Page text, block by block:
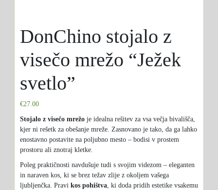
DonChino stojalo z
visečo mrežo “Ježek
svetlo”
€27.00
Stojalo z visečo mrežo je idealna rešitev za vsa večja bivališča,
kjer ni rešetk za obešanje mreže. Zasnovano je tako, da ga lahko
enostavno postavite na poljubno mesto – bodisi v prostem
prostoru ali znotraj kletke.
Poleg praktičnosti navdušuje tudi s svojim videzom – eleganten
in naraven kos, ki se brez težav zlije z okoljem vašega
ljubljenčka. Pravi kos pohištva , ki doda pridih estetike vsakemu